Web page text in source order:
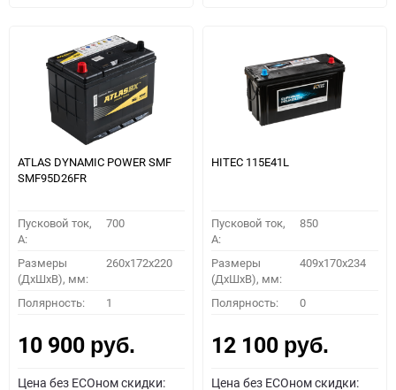
ATLAS DYNAMIC POWER SMF
SMF95D26FR
Пусковой ток,
A:
700
Размеры
(ДхШхВ), мм:
260x172x220
Полярность: 1
10 900 руб.
Цена без ECOном скидки:
HITEC 115E41L
Пусковой ток,
A:
850
Размеры
(ДхШхВ), мм:
409x170x234
Полярность: 0
12 100 руб.
Цена без ECOном скидки: